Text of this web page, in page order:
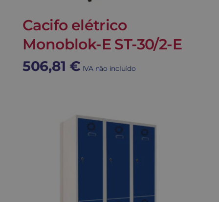
Cacifo elétrico
Monoblok-E ST-30/2-E
506,81 € IVA não incluído